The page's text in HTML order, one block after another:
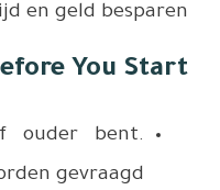
te
Zorg